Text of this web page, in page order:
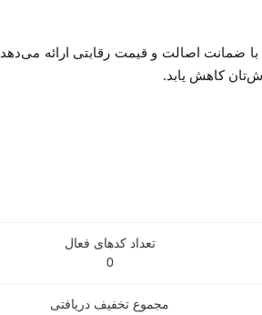
با ضمانت اصالت و قیمت رقابتی ارائه
کاهش یابد.
تعداد کدهای فعال
0
مجموع تخفیف دریافتی